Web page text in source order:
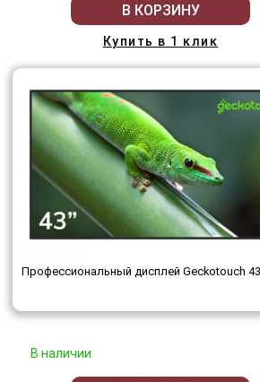
В КОРЗИНУ
Купить в 1 клик
Профессиональный дисплей Geckotouch
В наличии